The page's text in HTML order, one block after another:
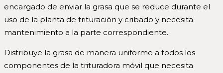
encargado de enviar la grasa que se reduce durante el
uso de la planta de trituración y cribado y necesita
mantenimiento a la parte correspondiente.
Distribuye la grasa de manera uniforme a todos los
componentes de la trituradora móvil que necesita